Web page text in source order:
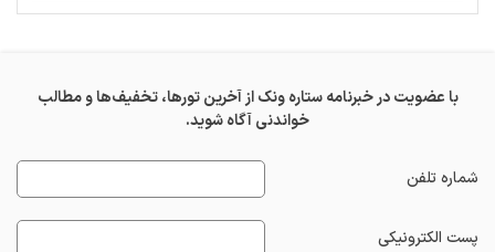
با عضویت در خبرنامه ستاره ونک از آخرین تورها، تخفیف‌ها و مطالب
خواندنی آگاه شوید.
شماره تلفن
پست الکترونیکی